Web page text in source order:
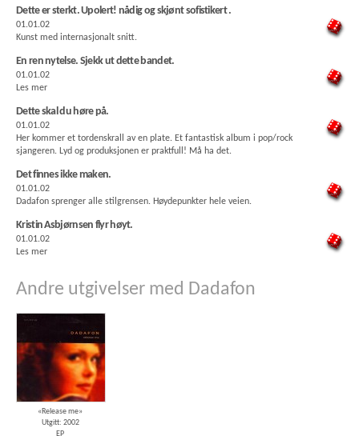
Dette er sterkt. Upolert! nådig og skjønt sofistikert .
01.01.02
Kunst med internasjonalt snitt.
En ren nytelse. Sjekk ut dette bandet.
01.01.02
Les mer
Dette skal du høre på.
01.01.02
Her kommer et tordenskrall av en plate. Et fantastisk album i pop/rock
sjangeren. Lyd og produksjonen er praktfull! Må ha det.
Det finnes ikke maken.
01.01.02
Dadafon sprenger alle stilgrensen. Høydepunkter hele veien.
Kristin Asbjørnsen flyr høyt.
01.01.02
Les mer
Andre utgivelser med Dadafon
«Release me»
Utgitt: 2002